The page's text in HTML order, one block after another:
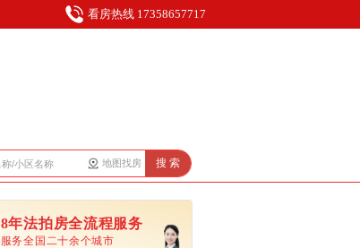
看房热线 17358657717
地图找房 搜 索
8年法拍房全流程服务
服务全国二十余个城市